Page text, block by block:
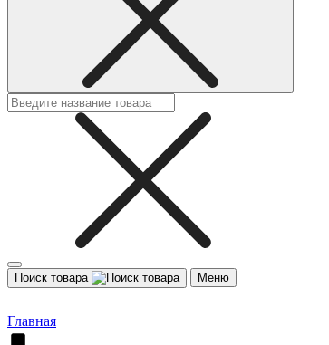
Поиск товара Меню
Главная